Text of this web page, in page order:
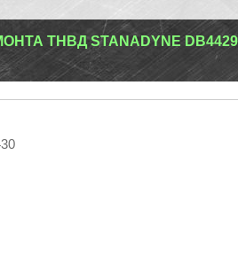
ТНВД STANADYNE DB4429-